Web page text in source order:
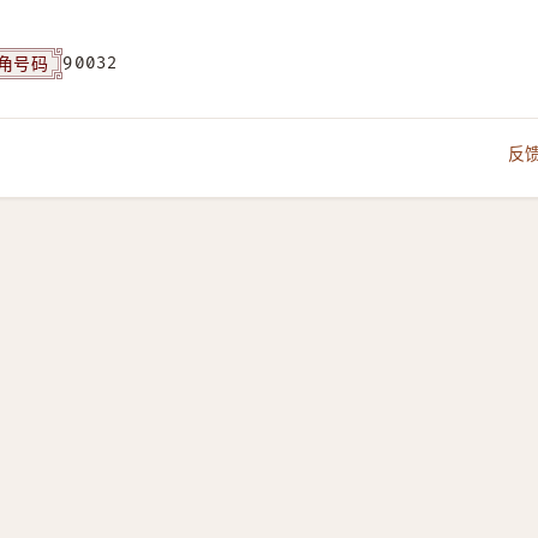
号码 90032
反